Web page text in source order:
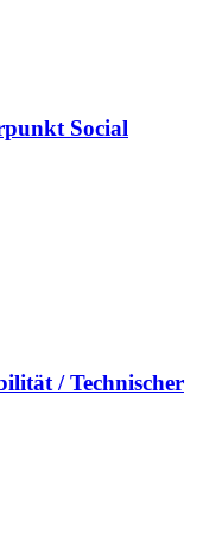
Social
/ Technischer